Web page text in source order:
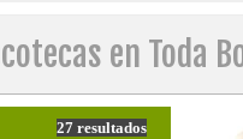
en Toda
27 resultados